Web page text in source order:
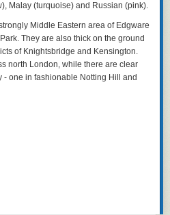
大 — 完全任你选择。
平计划上，最喜欢使用的一套软件。我
不像计划制定工具。这个程序用起来像
文字处理软件的结合体。在软件界面
侧则是普通的文字编辑窗口。这个程
有内容组织进一个层级结构。之后你
层面审视宏观计划，或进入特定部分
用任何特定计划范式。你完全可以只
件的文字编辑器部分。你还可将两种
款软件用起来极其迅捷，能从计划的
起來趣味盎然。其實近年來羽毛研究
龍身上的皮膚衍生物是否為完整的羽
Malay (turquoise) and Russian (pink).
Middle Eastern area of Edgware
They are also thick on the ground
of Knightsbridge and Kensington.
north London, while there are clear
- one in fashionable Notting Hill and